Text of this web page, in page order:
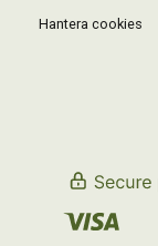
Hantera cookies